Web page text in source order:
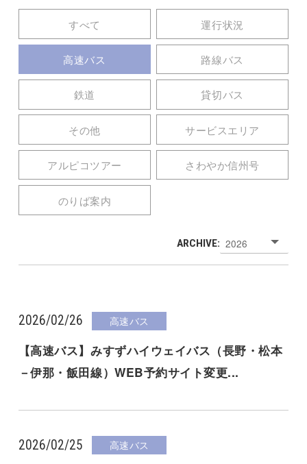
すべて 運行状況
高速バス 路線バス
鉄道 貸切バス
その他 サービスエリア
アルピコツアー さわやか信州号
のりば案内
ARCHIVE:
2026/02/26 高速バス
【高速バス】みすずハイウェイバス（長野・松本
－伊那・飯田線）WEB予約サイト変更...
2026/02/25 高速バス